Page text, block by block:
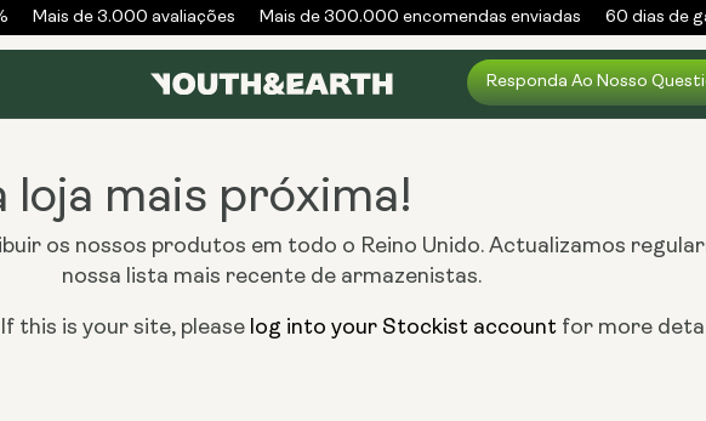
Mais de 3.000 avaliações Mais de 300.000 encomendas enviadas 60 dias de
Responda Ao Nosso
loja mais próxima!
os nossos produtos em todo o Reino Unido. Actualizamos
nossa lista mais recente de armazenistas.
this is your site, please log into your Stockist account for more